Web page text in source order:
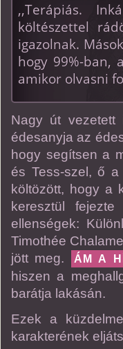
,,Terápiás.
költészettel
igazolnak.
hogy 99%-ban,
amikor olvasni
Nagy út vezetett
édesanyja az
hogy segítsen a
és Tess-szel, ő
költözött, hogy a
keresztül
ellenségek:
Timothée
jött meg.
ÁM A
hiszen a
barátja lakásán.
Ezek a
karakterének